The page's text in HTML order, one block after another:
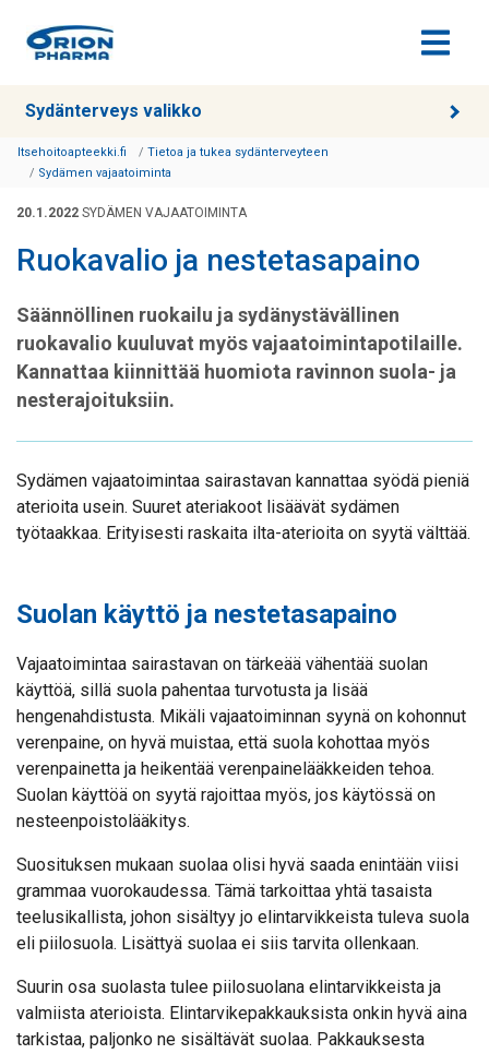
Siirry sisältöön
Sydänterveys valikko
Itsehoitoapteekki.fi
Tietoa ja tukea sydänterveyteen
Sydämen vajaatoiminta
20.1.2022 SYDÄMEN VAJAATOIMINTA
Ruokavalio ja nestetasapaino
Säännöllinen ruokailu ja sydänystävällinen
ruokavalio kuuluvat myös vajaatoimintapotilaille.
Kannattaa kiinnittää huomiota ravinnon suola- ja
nesterajoituksiin.
Sydämen vajaatoimintaa sairastavan kannattaa syödä pieniä
aterioita usein. Suuret ateriakoot lisäävät sydämen
työtaakkaa. Erityisesti raskaita ilta-aterioita on syytä välttää.
Suolan käyttö ja nestetasapaino
Vajaatoimintaa sairastavan on tärkeää vähentää suolan
käyttöä, sillä suola pahentaa turvotusta ja lisää
hengenahdistusta. Mikäli vajaatoiminnan syynä on kohonnut
verenpaine, on hyvä muistaa, että suola kohottaa myös
verenpainetta ja heikentää verenpainelääkkeiden tehoa.
Suolan käyttöä on syytä rajoittaa myös, jos käytössä on
nesteenpoistolääkitys.
Suosituksen mukaan suolaa olisi hyvä saada enintään viisi
grammaa vuorokaudessa. Tämä tarkoittaa yhtä tasaista
teelusikallista, johon sisältyy jo elintarvikkeista tuleva suola
eli piilosuola. Lisättyä suolaa ei siis tarvita ollenkaan.
Suurin osa suolasta tulee piilosuolana elintarvikkeista ja
valmiista aterioista. Elintarvikepakkauksista onkin hyvä aina
tarkistaa, paljonko ne sisältävät suolaa. Pakkauksesta